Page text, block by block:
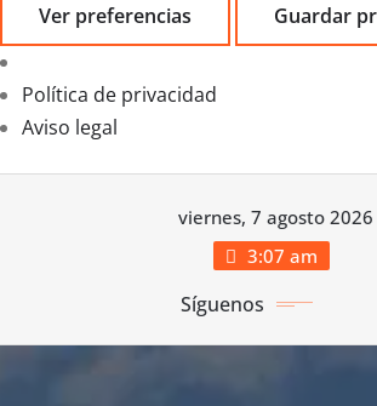
Ver preferencias Guardar
Política de privacidad
Aviso legal
viernes, 7 agosto 2026
3:07 am
Síguenos